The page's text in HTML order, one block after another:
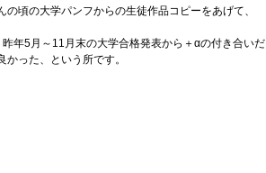
頃の大学パンフからの生徒作品コピーをあげて、
年5月～11月末の大学合格発表から＋αの付き合いだ
った、という所です。